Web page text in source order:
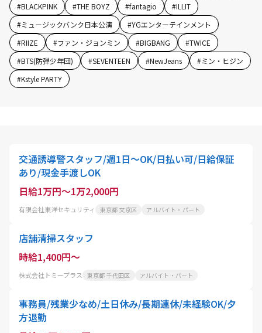
#BLACKPINK #THE BOYZ #fantagio #ILLIT
#ミュージックバンク日本公演 #YGエンターテインメント
#RIIZE #ファン・ジョンミン #BIGBANG #TWICE
#BTS(防弾少年団) #SEVENTEEN #NewJeans #ミン・ヒジン
#Kstyle PARTY
交通誘導警スタッフ/週1日～OK/日払い可/日給保証
あり/現金手渡しOK
日給1万円～1万2,000円
有限会社東洋セキュリティ 東京都 文京区 アルバイト・パート
店舗清掃スタッフ
時給1,400円～
株式会社トミープラス 東京都 千代田区 アルバイト・パート
事務員/残業少なめ/土日休み/長期連休/未経験OK/夕
方退勤